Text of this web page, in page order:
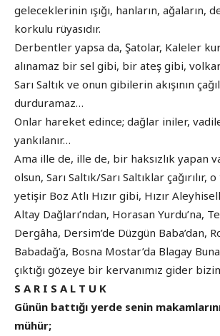
geleceklerinin ışığı, hanların, ağaların,
korkulu rüyasıdır.
Derbentler yapsa da, Şatolar, Kaleler
alınamaz bir sel gibi, bir ateş gibi,
Sarı Saltık ve onun gibilerin akışının
durduramaz…
Onlar hareket edince; dağlar iniler,
yankılanır…
Ama ille de, ille de, bir haksızlık yapan
olsun, Sarı Saltık/Sarı Saltıklar çağırılır,
yetişir Boz Atlı Hızır gibi, Hızır
Altay Dağları’ndan, Horasan Yurdu’na,
Dergâha, Dersim’de Düzgün Baba’dan,
Babadağ’a, Bosna Mostar’da Blagay Buna
çıktığı gözeye bir kervanımız gider
S A R I S A L T U K
Günün battığı yerde senin
mühür;